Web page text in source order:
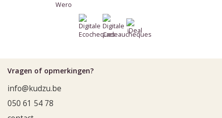
Vragen of opmerkingen?
info@kudzu.be
050 61 54 78